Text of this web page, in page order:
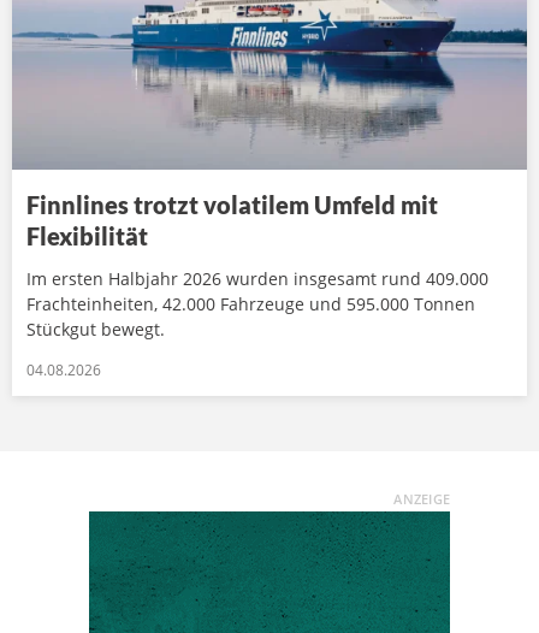
Finnlines trotzt volatilem Umfeld mit
Flexibilität
Im ersten Halbjahr 2026 wurden insgesamt rund 409.000
Frachteinheiten, 42.000 Fahrzeuge und 595.000 Tonnen
Stückgut bewegt.
04.08.2026
ANZEIGE